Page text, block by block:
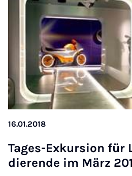
16.01.2018
Ta­ges-Ex­kur­si­on
die­ren­de im März